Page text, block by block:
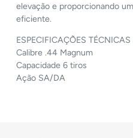
elevação e proporcionando
eficiente.
ESPECIFICAÇÕES TÉCNICAS
Calibre .44 Magnum
Capacidade 6 tiros
Ação SA/DA